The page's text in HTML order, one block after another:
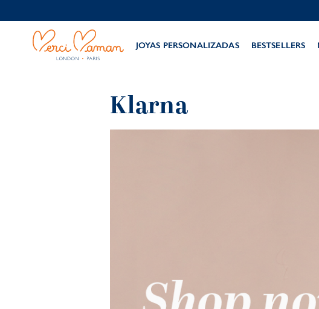
JOYAS PERSONALIZADAS BESTSELLERS
Klarna